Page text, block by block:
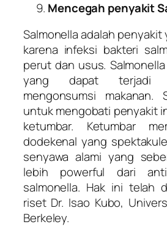
Mencegah penyakit
Salmonella adalah penyakit
karena infeksi bakteri
perut dan usus.
yang dapat terjadi
mengonsumsi
untuk mengobati penyakit
ketumbar. Ketumbar
dodekenal yang
senyawa alami yang
lebih powerful dari
salmonella. Hak ini telah
riset Dr. Isao Kubo,
Berkeley.